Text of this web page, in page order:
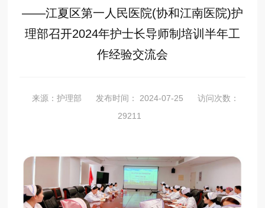
——江夏区第一人民医院(协和江南医院)护
理部召开2024年护士长导师制培训半年工
作经验交流会
来源：护理部 发布时间： 2024-07-25
访问次数：
29211